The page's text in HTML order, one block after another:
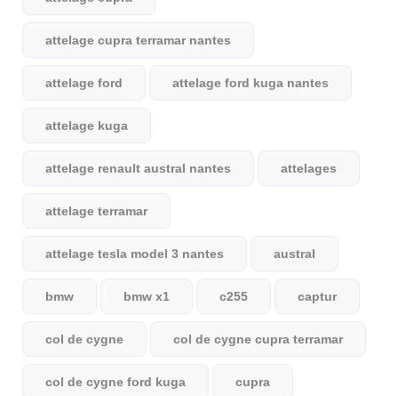
attelage cupra terramar nantes
attelage ford attelage ford kuga nantes
attelage kuga
attelage renault austral nantes attelages
attelage terramar
attelage tesla model 3 nantes austral
bmw bmw x1 c255 captur
col de cygne col de cygne cupra terramar
col de cygne ford kuga cupra